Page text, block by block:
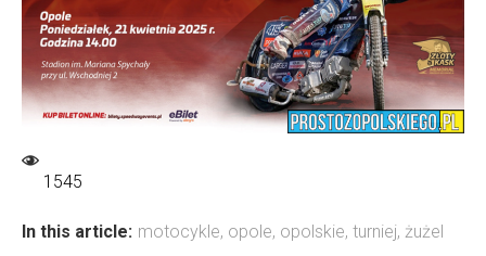
1545
In this article: motocykle, opole, opolskie, turniej, żużel